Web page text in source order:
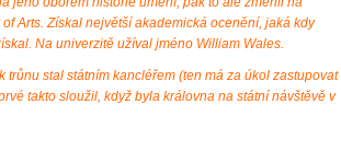
Arts. Získal největší akademická ocenění, jaká kdy
Na univerzitě užíval jméno William Wales.
trůnu stal státním kancléřem (ten má za úkol zastupovat
takto sloužil, když byla královna na státní návštěvě v